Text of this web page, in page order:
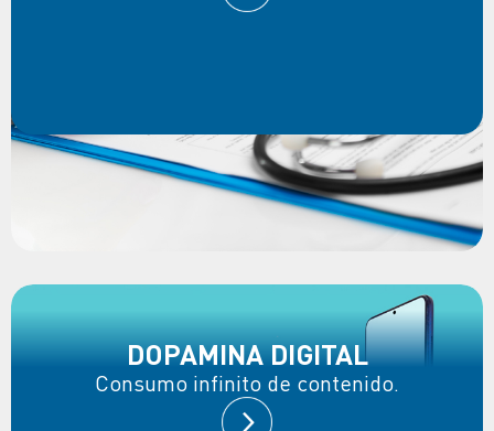
DOPAMINA DIGITAL
Consumo infinito de contenido.